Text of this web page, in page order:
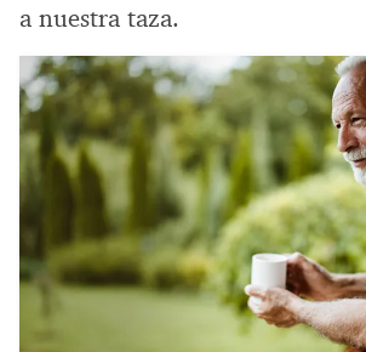
a nuestra taza.